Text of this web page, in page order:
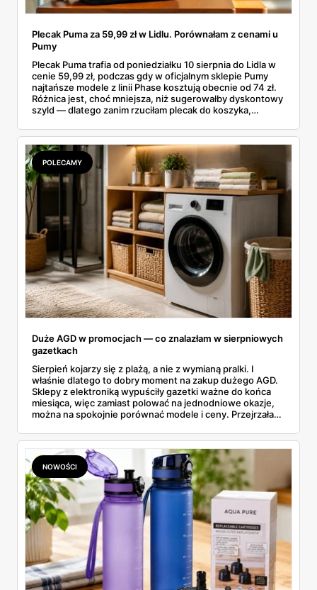
Plecak Puma za 59,99 zł w Lidlu. Porównałam z cenami u
Pumy
Plecak Puma trafia od poniedziałku 10 sierpnia do Lidla w
cenie 59,99 zł, podczas gdy w oficjalnym sklepie Pumy
najtańsze modele z linii Phase kosztują obecnie od 74 zł.
Różnica jest, choć mniejsza, niż sugerowałby dyskontowy
szyld — dlatego zanim rzuciłam plecak do koszyka,
rozpiska: co dokładnie sprzedaje Lidl, ile kosztują
odpowiedniki u producenta i komu ten zakup naprawdę
się opłaci.
POLECAMY
Duże AGD w promocjach — co znalazłam w sierpniowych
gazetkach
Sierpień kojarzy się z plażą, a nie z wymianą pralki. I
właśnie dlatego to dobry moment na zakup dużego AGD.
Sklepy z elektroniką wypuściły gazetki ważne do końca
miesiąca, więc zamiast polować na jednodniowe okazje,
można na spokojnie porównać modele i ceny. Przejrzałam
znalazłam, z cenami i terminami.
NOWOŚCI